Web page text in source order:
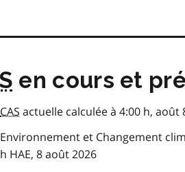
en cours et
CAS actuelle calculée à 4:00 h, août
Environnement et Changement
h HAE, 8 août 2026